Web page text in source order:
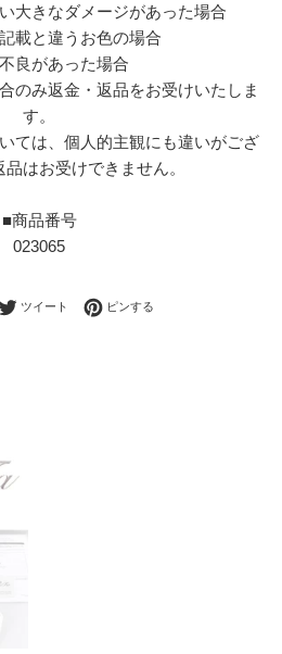
大きなダメージがあった場合
載と違うお色の場合
良があった場合
のみ返金・返品をお受けいたしま
す。
ては、個人的主観にも違いがござ
はお受けできません。
■商品番号
023065
でシェアする
ツイート Twitterに投稿する
ピンする